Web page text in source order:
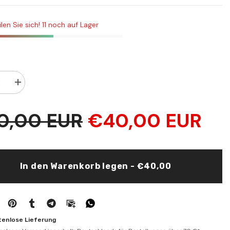
Sie sich! 11 noch auf Lager
Menge
erhöhen
Lubab EUR €40,00 EUR
In den Warenkorb legen - €40,00
Lieferung